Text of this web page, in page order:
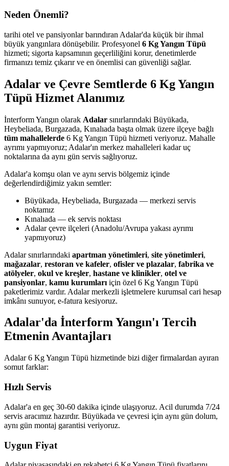
Neden Önemli?
tarihi otel ve pansiyonlar barındıran Adalar'da küçük bir ihmal
büyük yangınlara dönüşebilir. Profesyonel 6 Kg Yangın Tüpü
hizmeti; sigorta kapsamının geçerliliğini korur, denetimlerde
firmanızı temiz çıkarır ve en önemlisi can güvenliği sağlar.
Adalar ve Çevre Semtlerde 6 Kg Yangın
Tüpü Hizmet Alanımız
İnterform Yangın olarak Adalar sınırlarındaki Büyükada,
Heybeliada, Burgazada, Kınalıada başta olmak üzere ilçeye bağlı
tüm mahallelerde 6 Kg Yangın Tüpü hizmeti veriyoruz. Mahalle
ayrımı yapmıyoruz; Adalar'ın merkez mahalleleri kadar uç
noktalarına da aynı gün servis sağlıyoruz.
Adalar'a komşu olan ve aynı servis bölgemiz içinde
değerlendirdiğimiz yakın semtler:
Büyükada, Heybeliada, Burgazada — merkezi servis
noktamız
Kınalıada — ek servis noktası
Adalar çevre ilçeleri (Anadolu/Avrupa yakası ayrımı
yapmıyoruz)
Adalar sınırlarındaki apartman yönetimleri, site yönetimleri,
mağazalar, restoran ve kafeler, ofisler ve plazalar, fabrika ve
atölyeler, okul ve kreşler, hastane ve klinikler, otel ve
pansiyonlar, kamu kurumları için özel 6 Kg Yangın Tüpü
paketlerimiz vardır. Adalar merkezli işletmelere kurumsal cari hesap
imkânı sunuyor, e-fatura kesiyoruz.
Adalar'da İnterform Yangın'ı Tercih
Etmenin Avantajları
Adalar 6 Kg Yangın Tüpü hizmetinde bizi diğer firmalardan ayıran
somut farklar:
Hızlı Servis
Adalar'a en geç 30-60 dakika içinde ulaşıyoruz. Acil durumda 7/24
servis aracımız hazırdır. Büyükada ve çevresi için aynı gün dolum,
aynı gün montaj garantisi veriyoruz.
Uygun Fiyat